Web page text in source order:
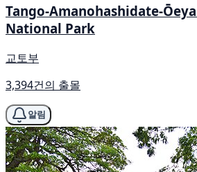
Tango-Amanohashidate-
National Park
교토부
3,394건의 출몰
알림